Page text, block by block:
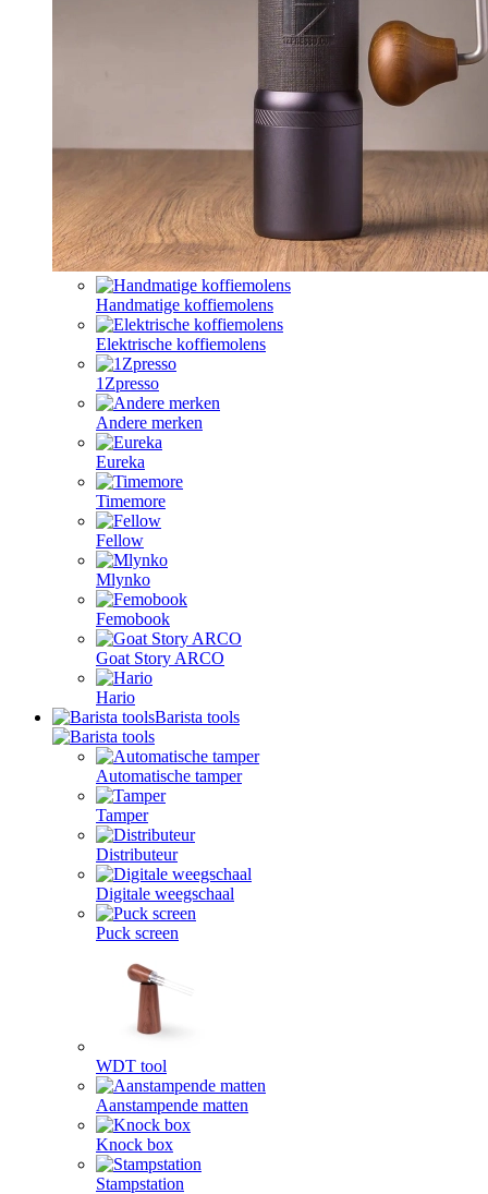
Handmatige koffiemolens
Elektrische koffiemolens
1Zpresso
Andere merken
Eureka
Timemore
Fellow
Mlynko
Femobook
Goat Story ARCO
Hario
Barista tools
Automatische tamper
Tamper
Distributeur
Digitale weegschaal
Puck screen
WDT tool
Aanstampende matten
Knock box
Stampstation